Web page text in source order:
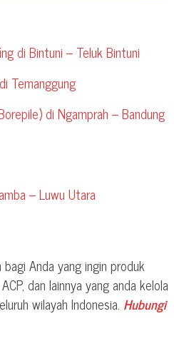
di Bintuni – Teluk Bintuni
Temanggung
di Ngamprah – Bandung
– Luwu Utara
Anda yang ingin produk
dan lainnya yang anda kelola
wilayah Indonesia. Hubungi